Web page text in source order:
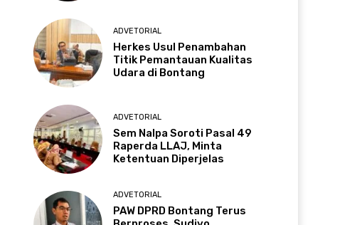
ADVETORIAL
Herkes Usul Penambahan
Titik Pemantauan Kualitas
Udara di Bontang
ADVETORIAL
Sem Nalpa Soroti Pasal 49
Raperda LLAJ, Minta
Ketentuan Diperjelas
ADVETORIAL
PAW DPRD Bontang Terus